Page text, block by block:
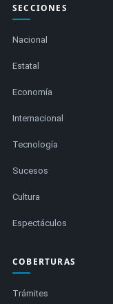
SECCIONES
Nacional
Estatal
Economía
Internacional
Tecnología
Sucesos
Cultura
Espectáculos
COBERTURAS
Trámites